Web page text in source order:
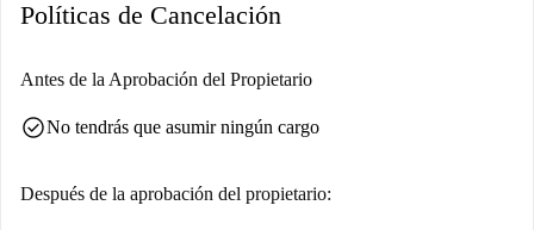
de vivir cerca de lugares de interés.
Políticas de Cancelación
Antes de la Aprobación del Propietario
check_circleNo tendrás que asumir ningún cargo
Después de la aprobación del propietario: